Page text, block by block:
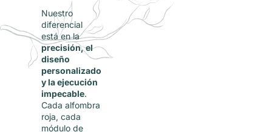
Nuestro
diferencial
está en la
precisión, el
diseño
personalizado
y la ejecución
impecable.
Cada alfombra
roja, cada
módulo de